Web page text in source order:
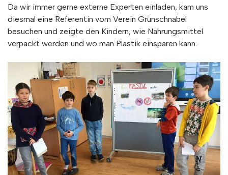
Da wir immer gerne externe Experten einladen, kam uns
diesmal eine Referentin vom Verein Grünschnabel
besuchen und zeigte den Kindern, wie Nahrungsmittel
verpackt werden und wo man Plastik einsparen kann.